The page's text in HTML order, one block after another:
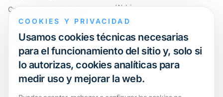
Cumplimiento internacional y
reorganización de grupos
Defensa ante inspecciones y
litigios
Valoraciones y operaciones
financieras
Webinar
COOKIES Y PRIVACIDAD
Usamos cookies técnicas necesarias
para el funcionamiento del sitio y, solo si
lo autorizas, cookies analíticas para
medir uso y mejorar la web.